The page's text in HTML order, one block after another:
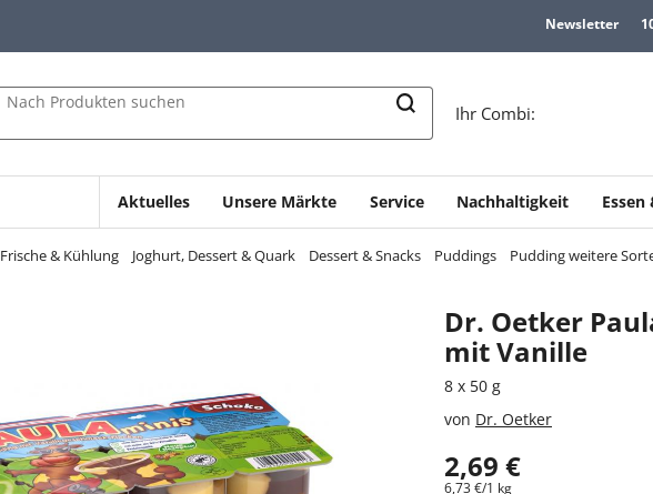
Newsletter
Nach Produkten suchen
Ihr Combi:
Aktuelles Unsere Märkte Service Nachhaltigkeit Essen
Frische & Kühlung Joghurt, Dessert & Quark Dessert & Snacks Puddings Pudding weitere
Dr. Oetker
mit Vanille
8 x 50 g
von Dr. Oetker
2,69 €
6,73 €/1 kg